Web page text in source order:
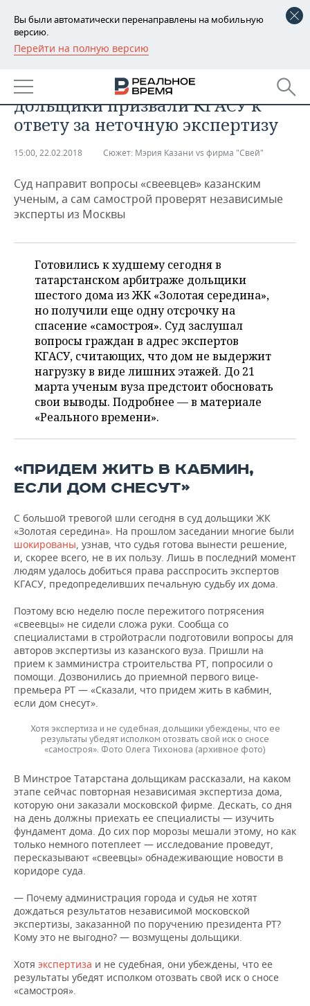
Вы были автоматически перенаправлены на мобильную
версию.
Перейти на полную версию
РЕГИОНЫ
БАШКОРТОСТАН
ТАТАРСТАН
НОВОСТИ
АНАЛИТИКА
ДЕКЛАРАЦИИ О ДОХОДАХ
КОРОЛИ ГОСЗАКАЗА ПФО
ВУЗЫ ТАТАРСТАНА
КОМУ ПРИНАДЛЕЖАТ
ТОРГОВЫЕ ЦЕНТРЫ
ТАТАРСТАНА
НОВОСТИ ЭКОНОМИКИ
ФИНАНСЫ
БАНКИ
БЮДЖЕТ
ИНВЕСТИЦИИ
ПРОМЫШЛЕННОСТЬ
НОВОСТИ
ПРОМЫШЛЕННОСТИ
МАШИНОСТРОЕНИЕ
НЕФТЕХИМИЯ
НЕФТЬ
ОПК
ЭНЕРГЕТИКА
НЕДВИЖИМОСТЬ
НОВОСТИ НЕДВИЖИМОСТИ
АВТО
НОВОСТИ АВТО
БИЗНЕС
НОВОСТИ БИЗНЕСА
РОЗНИЧНАЯ ТОРГОВЛЯ
ТРАНСПОРТ
УСЛУГИ
ТЕХНОЛОГИИ
НОВОСТИ ТЕХНОЛОГИЙ
МЕДИА
МЕРОПРИЯТИЯ
НОВОСТИ МЕРОПРИЯТИЙ
ВЫЕЗДНАЯ РЕДАКЦИЯ
ONLINE-КОНФЕРЕНЦИИ
ОТКРЫТАЯ ЛЕКЦИЯ
СПОРТ
НОВОСТИ СПОРТА
ХОККЕЙ
БАСКЕТБОЛ
ВОЛЕЙБОЛ
КИБЕРСПОРТ
ФИГУРНОЕ КАТАНИЕ
ВОДНЫЕ ВИДЫ СПОРТА
ХОККЕЙ С МЯЧОМ
ОБЩЕСТВО
ВЛАСТЬ
ИНФРАСТРУКТУРА
ИСТОРИЯ
КУЛЬТУРА
МЕДИЦИНА
ОБРАЗОВАНИЕ
ПРОИСШЕСТВИЯ
СЮЖЕТЫ
СПРАВОЧНИК
СПИСОК ПЕРСОН
СПИСОК КОМПАНИЙ
ПОЛНАЯ ВЕРСИЯ
Этажи «Золотой середины»:
дольщики призвали КГАСУ к
ответу за неточную экспертизу
15:00, 22.02.2018 Сюжет: Мэрия Казани vs фирма "Свей"
Суд направит вопросы «свеевцев» казанским
ученым, а сам самострой проверят независимые
эксперты из Москвы
Готовились к худшему сегодня в
татарстанском арбитраже дольщики
шестого дома из ЖК «Золотая середина»,
но получили еще одну отсрочку на
спасение «самостроя». Суд заслушал
вопросы граждан в адрес экспертов
КГАСУ, считающих, что дом не выдержит
нагрузку в виде лишних этажей. До 21
марта ученым вуза предстоит обосновать
свои выводы. Подробнее — в материале
«Реального времени».
«ПРИДЕМ ЖИТЬ В КАБМИН,
ЕСЛИ ДОМ СНЕСУТ»
С большой тревогой шли сегодня в суд дольщики ЖК
«Золотая середина». На прошлом заседании многие были
шокированы, узнав, что судья готова вынести решение,
и, скорее всего, не в их пользу. Лишь в последний момент
людям удалось добиться права расспросить экспертов
КГАСУ, предопределивших печальную судьбу их дома.
Поэтому всю неделю после пережитого потрясения
«свеевцы» не сидели сложа руки. Сообща со
специалистами в стройотрасли подготовили вопросы для
авторов экспертизы из казанского вуза. Пришли на
прием к замминистра строительства РТ, попросили о
помощи. Дозвонились до приемной первого вице-
премьера РТ — «Сказали, что придем жить в кабмин,
если дом снесут».
Хотя экспертиза и не судебная, дольщики убеждены, что ее
результаты убедят исполком отозвать свой иск о сносе
«самостроя». Фото Олега Тихонова (архивное фото)
В Минстрое Татарстана дольщикам рассказали, на каком
этапе сейчас повторная независимая экспертиза дома,
которую они заказали московской фирме. Дескать, со дня
на день должны приехать ее специалисты — изучить
фундамент дома. До сих пор морозы мешали этому, но как
только немного потеплеет — исследование проведут,
пересказывают «свеевцы» обнадеживающие новости в
коридоре суда.
— Почему администрация города и судья не хотят
дождаться результатов независимой московской
экспертизы, заказанной по поручению президента РТ?
Кому это не выгодно? — возмущены дольщики.
Хотя экспертиза и не судебная, они убеждены, что ее
результаты убедят исполком отозвать свой иск о сносе
«самостроя».